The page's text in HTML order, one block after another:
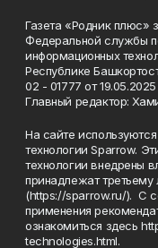
Газета «Родник плюс»
Федеральной службы
информационных
Республике
02 - 01777 от 19.05.2025
Главный редактор:
На сайте
технологии Sparrow.
технологии внедрены
принадлежат
(https://sparrow.ru/). С
применения
ознакомиться здесь
technologies.html.